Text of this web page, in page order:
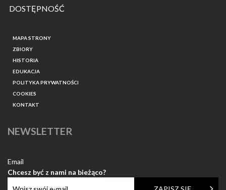
DOSTĘPNOŚĆ
MAPA STRONY
ZBIORY
HISTORIA
EDUKACJA
POLITYKA PRYWATNOŚCI
COOKIES
KONTAKT
NEWSLETTER
Email
Chcesz być z nami na bieżąco?